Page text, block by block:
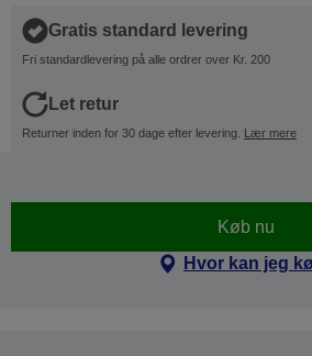
Gratis standard levering
Fri standardlevering på alle ordrer over Kr. 200
Let retur
Returner inden for 30 dage efter levering. Lær mere
Køb nu
Hvor kan jeg